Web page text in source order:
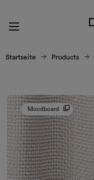
Startseite Products
Moodboard